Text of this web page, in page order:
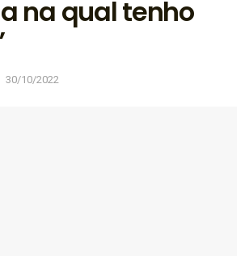
na qual tenho
30/10/2022